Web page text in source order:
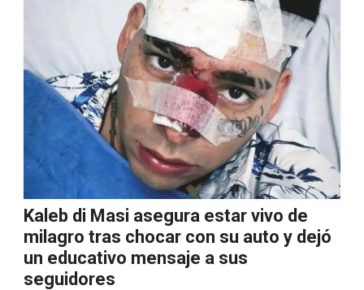
Kaleb di Masi asegura estar vivo de
milagro tras chocar con su auto y dejó
un educativo mensaje a sus
seguidores